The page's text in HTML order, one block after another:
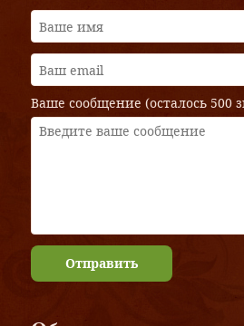
Ваше сообщение (осталось 500
Отправить